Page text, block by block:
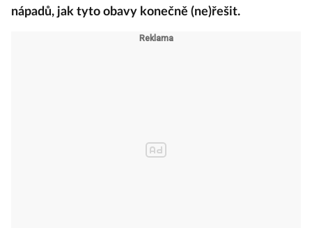
nápadů, jak tyto obavy konečně (ne)řešit.